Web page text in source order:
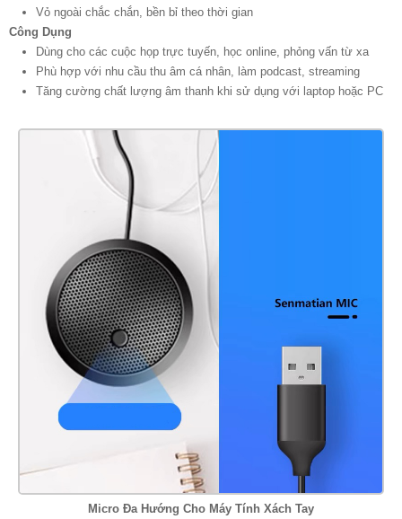
Vỏ ngoài chắc chắn, bền bỉ theo thời gian
Công Dụng
Dùng cho các cuộc họp trực tuyến, học online, phỏng vấn từ xa
Phù hợp với nhu cầu thu âm cá nhân, làm podcast, streaming
Tăng cường chất lượng âm thanh khi sử dụng với laptop hoặc PC
Micro Đa Hướng Cho Máy Tính Xách Tay